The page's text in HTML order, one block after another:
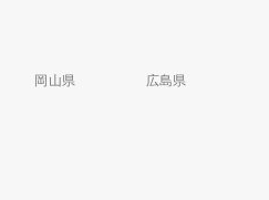
岡山県 広島県